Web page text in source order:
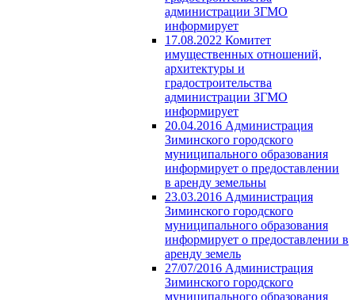
администрации ЗГМО
информирует
17.08.2022 Комитет
имущественных отношений,
архитектуры и
градостроительства
администрации ЗГМО
информирует
20.04.2016 Администрация
Зиминского городского
муниципального образования
информирует о предоставлении
в аренду земельны
23.03.2016 Администрация
Зиминского городского
муниципального образования
информирует о предоставлении в
аренду земель
27/07/2016 Администрация
Зиминского городского
муниципального образования